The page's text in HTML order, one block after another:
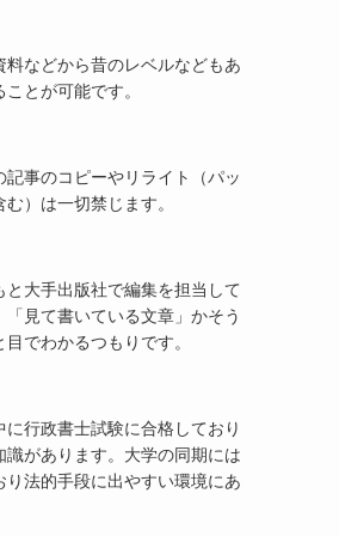
料などから昔のレベルなどもあ
とが可能です。
記事のコピーやリライト（パッ
）は一切禁じます。
と大手出版社で編集を担当して
「見て書いている文章」かそう
でわかるつもりです。
に行政書士試験に合格しており
識があります。大学の同期には
り法的手段に出やすい環境にあ